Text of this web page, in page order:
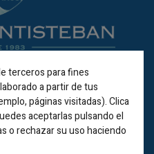
35A
terceros para fines
a partir de tus
páginas visitadas). Clica
aceptarlas pulsando el
o rechazar su uso haciendo